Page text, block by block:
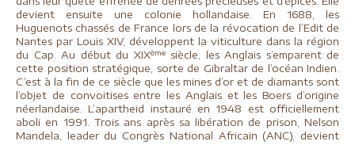
devient ensuite une colonie hollandaise. En 1688, les
Huguenots chassés de France lors de la révocation de l’Edit de
Nantes par Louis XIV, développent la viticulture dans la région
du Cap. Au début du XIXèmesiècle, les Anglais s’emparent de
cette position stratégique, sorte de Gibraltar de l’océan Indien.
C’est à la fin de ce siècle que les mines d’or et de diamants sont
l’objet de convoitises entre les Anglais et les Boers d’origine
néerlandaise. L’apartheid instauré en 1948 est officiellement
aboli en 1991. Trois ans après sa libération de prison, Nelson
Mandela, leader du Congrès National Africain (ANC), devient